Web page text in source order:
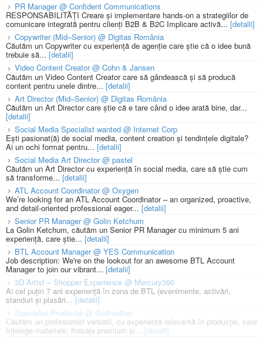
PR Manager @ Confident Communications
RESPONSABILITĂȚI Creare și implementare hands-on a strategiilor de
comunicare integrată pentru clienți B2B & B2C Implicare activă... [detalii]
Copywriter (Mid–Senior) @ Digitas România
Căutăm un Copywriter cu experiență de agenție care știe că o idee bună
trebuie să... [detalii]
Video Content Creator @ Cohn & Jansen
Căutăm un Video Content Creator care să gândească și să producă
content pentru unele dintre... [detalii]
Art Director (Mid–Senior) @ Digitas România
Căutăm un Art Director care știe că e tare când o idee arată bine, dar...
[detalii]
Social Media Specialist wanted @ Internet Corp
Ești pasionat(ă) de social media, content creation și tendințele digitale?
Ai un ochi format pentru... [detalii]
Social Media Art Director @ pastel
Căutăm un Art Director cu experiență în social media, care să știe cum
să transforme... [detalii]
ATL Account Coordinator @ Oxygen
We’re looking for an ATL Account Coordinator – an organized, proactive,
and detail-oriented professional eager... [detalii]
Senior PR Manager @ Golin Ketchum
La Golin Ketchum, căutăm un Senior PR Manager cu minimum 5 ani
experiență, care știe... [detalii]
BTL Account Manager @ YES Communication
Job description: We're on the lookout for an awesome BTL Account
Manager to join our vibrant... [detalii]
3D Artist – Shopper Experience @ Mercury360
Ai cel puțin 7 ani experiență în zona de BTL (evenimente, activări,
standuri și plasări... [detalii]
Specialist Productie @ Godmother
Căutăm un profesionist versatil, cu experiență relevantă în producție, care
înțelege materiale, finisaje premium și... [detalii]